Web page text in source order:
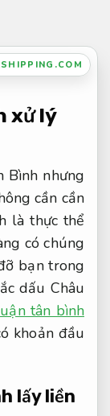
xử lý
Bình nhưng
cần cần
là thực thể
có chúng
bạn trong
dấu Châu
tân bình
khoản đầu
lấy liền